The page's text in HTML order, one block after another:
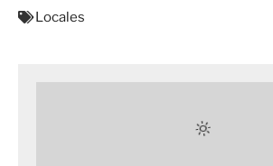
Locales